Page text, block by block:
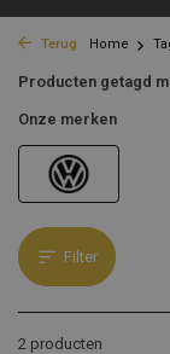
Terug Home
Producten getagd
Onze merken
Filter
2 producten